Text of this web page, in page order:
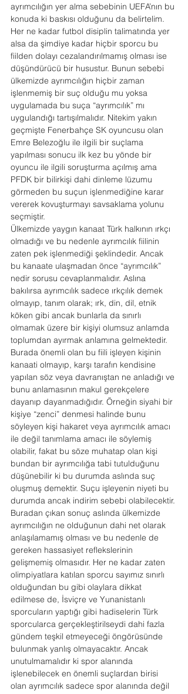
ayrımcılığın yer alma sebebinin UEFA’nın bu
konuda ki baskısı olduğunu da belirtelim.
Her ne kadar futbol disiplin talimatında yer
alsa da şimdiye kadar hiçbir sporcu bu
fiilden dolayı cezalandırılmamış olması ise
düşündürücü bir husustur. Bunun sebebi
ülkemizde ayrımcılığın hiçbir zaman
işlenmemiş bir suç olduğu mu yoksa
uygulamada bu suça “ayrımcılık” mı
uygulandığı tartışılmalıdır. Nitekim yakın
geçmişte Fenerbahçe SK oyuncusu olan
Emre Belezoğlu ile ilgili bir suçlama
yapılması sonucu ilk kez bu yönde bir
oyuncu ile ilgili soruşturma açılmış ama
PFDK bir bilirkişi dahi dinleme lüzumu
görmeden bu suçun işlenmediğine karar
vererek kovuşturmayı savsaklama yolunu
seçmiştir.
Ülkemizde yaygın kanaat Türk halkının ırkçı
olmadığı ve bu nedenle ayrımcılık fiilinin
zaten pek işlenmediği şeklindedir. Ancak
bu kanaate ulaşmadan önce “ayrımcılık”
nedir sorusu cevaplanmalıdır. Aslına
bakılırsa ayrımcılık sadece ırkçılık demek
olmayıp, tanım olarak; ırk, din, dil, etnik
köken gibi ancak bunlarla da sınırlı
olmamak üzere bir kişiyi olumsuz anlamda
toplumdan ayırmak anlamına gelmektedir.
Burada önemli olan bu fiili işleyen kişinin
kanaati olmayıp, karşı tarafın kendisine
yapılan söz veya davranıştan ne anladığı ve
bunu anlamasının makul gerekçelere
dayanıp dayanmadığıdır. Örneğin siyahi bir
kişiye “zenci” denmesi halinde bunu
söyleyen kişi hakaret veya ayrımcılık amacı
ile değil tanımlama amacı ile söylemiş
olabilir, fakat bu söze muhatap olan kişi
bundan bir ayrımcılığa tabi tutulduğunu
düşünebilir ki bu durumda aslında suç
oluşmuş demektir. Suçu işleyenin niyeti bu
durumda ancak indirim sebebi olabilecektir.
Buradan çıkan sonuç aslında ülkemizde
ayrımcılığın ne olduğunun dahi net olarak
anlaşılamamış olması ve bu nedenle de
gereken hassasiyet reflekslerinin
gelişmemiş olmasıdır. Her ne kadar zaten
olimpiyatlara katılan sporcu sayımız sınırlı
olduğundan bu gibi olaylara dikkat
edilmese de, İsviçre ve Yunanistanlı
sporcuların yaptığı gibi hadiselerin Türk
sporcularca gerçekleştirilseydi dahi fazla
gündem teşkil etmeyeceği öngörüsünde
bulunmak yanlış olmayacaktır. Ancak
unutulmamalıdır ki spor alanında
işlenebilecek en önemli suçlardan birisi
olan ayrımcılık sadece spor alanında değil